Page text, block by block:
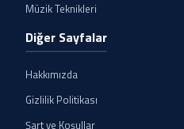
Müzik Teknikleri
Diğer Sayfalar
Hakkımızda
Gizlilik Politikası
Şart ve Koşullar